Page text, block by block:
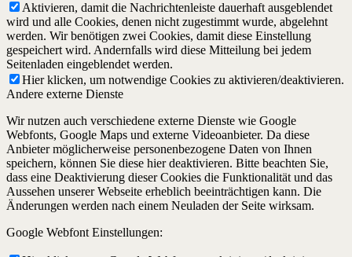
Aktivieren, damit die Nachrichtenleiste dauerhaft ausgeblendet
wird und alle Cookies, denen nicht zugestimmt wurde, abgelehnt
werden. Wir benötigen zwei Cookies, damit diese Einstellung
gespeichert wird. Andernfalls wird diese Mitteilung bei jedem
Seitenladen eingeblendet werden.
Hier klicken, um notwendige Cookies zu aktivieren/deaktivieren.
Andere externe Dienste
Wir nutzen auch verschiedene externe Dienste wie Google
Webfonts, Google Maps und externe Videoanbieter. Da diese
Anbieter möglicherweise personenbezogene Daten von Ihnen
speichern, können Sie diese hier deaktivieren. Bitte beachten Sie,
dass eine Deaktivierung dieser Cookies die Funktionalität und das
Aussehen unserer Webseite erheblich beeinträchtigen kann. Die
Änderungen werden nach einem Neuladen der Seite wirksam.
Google Webfont Einstellungen: